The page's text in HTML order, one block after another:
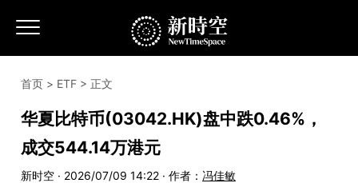
首页 > ETF > 正文
华夏比特币(03042.HK)盘中跌0.46%，
成交544.14万港元
新时空 · 2026/07/09 14:22 · 作者： 冯佳敏